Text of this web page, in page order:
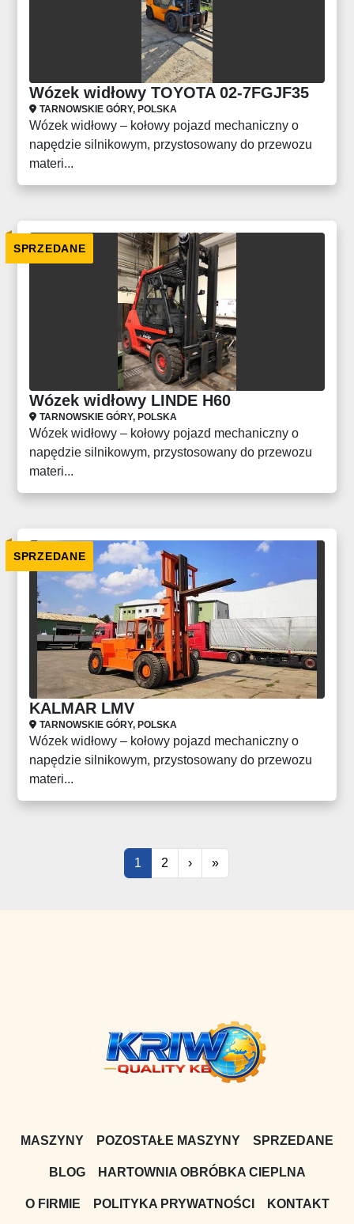
Wózek widłowy TOYOTA 02-7FGJF35
TARNOWSKIE GÓRY, POLSKA
Wózek widłowy – kołowy pojazd mechaniczny o
napędzie silnikowym, przystosowany do przewozu
materi...
SPRZEDANE
Wózek widłowy LINDE H60
TARNOWSKIE GÓRY, POLSKA
Wózek widłowy – kołowy pojazd mechaniczny o
napędzie silnikowym, przystosowany do przewozu
materi...
SPRZEDANE
KALMAR LMV
TARNOWSKIE GÓRY, POLSKA
Wózek widłowy – kołowy pojazd mechaniczny o
napędzie silnikowym, przystosowany do przewozu
materi...
1 2 › »
MASZYNY POZOSTAŁE MASZYNY SPRZEDANE
BLOG HARTOWNIA OBRÓBKA CIEPLNA
O FIRMIE POLITYKA PRYWATNOŚCI KONTAKT